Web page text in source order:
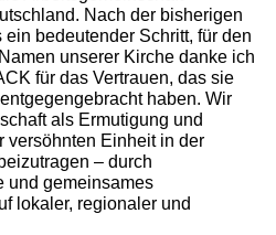
Nach der bisherigen
bedeutender Schritt, für den
unserer Kirche danke ich
für das Vertrauen, das sie
haben. Wir
als Ermutigung und
versöhnten Einheit in der
– durch
und gemeinsames
lokaler, regionaler und